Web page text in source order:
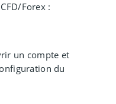
Forex :
un compte et
du
de connexion